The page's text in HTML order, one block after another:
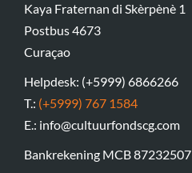
Kaya Fraternan di Skèrpènè 1
Postbus 4673
Curaçao
Helpdesk: (+5999) 6866266
T.: (+5999) 767 1584
E.: info@cultuurfondscg.com
Bankrekening MCB 87232507